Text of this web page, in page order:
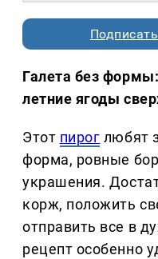
Галета без
летние ягоды
Этот пирог любят
форма, ровные
украшения.
корж, положить
отправить все в
рецепт особенно